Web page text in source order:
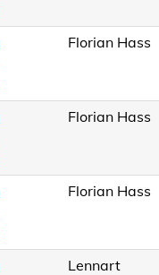
Florian Hass
Florian Hass
Florian Hass
Lennart